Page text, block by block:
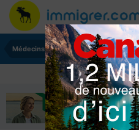
Médecins, infirmières et pharmaciens